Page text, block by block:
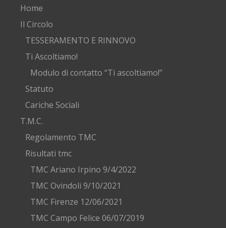
Home
Il Circolo
TESSERAMENTO E RINNOVO
Ti Ascoltiamo!
Modulo di contatto “Ti ascoltiamo!”
Statuto
Cariche Sociali
T.M.C.
Regolamento TMC
Risultati tmc
TMC Ariano Irpino 9/4/2022
TMC Ovindoli 9/10/2021
TMC Firenze 12/06/2021
TMC Campo Felice 06/07/2019